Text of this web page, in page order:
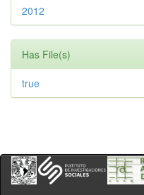
2012
Has File(s)
true